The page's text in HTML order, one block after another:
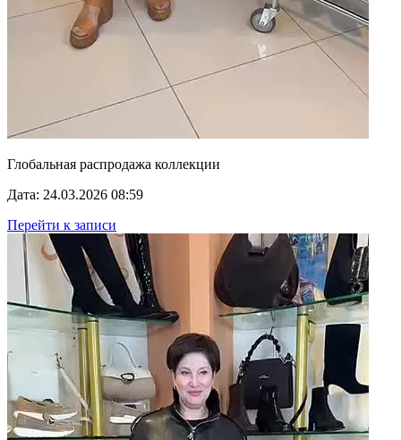
Глобальная распродажа коллекции
Дата: 24.03.2026 08:59
Перейти к записи